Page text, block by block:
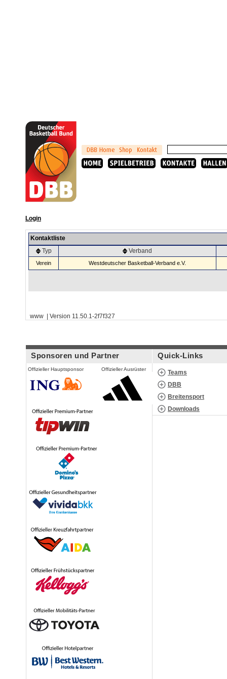
Login
Kontaktliste
Typ
Verband
Verein Westdeutscher Basketball-Verband e.V.
www | Version 11.50.1-2f7f327
Sponsoren und Partner
Offizieller Hauptsponsor Offizieller Ausrüster
Quick-Links
Teams
DBB
Breitensport
Downloads